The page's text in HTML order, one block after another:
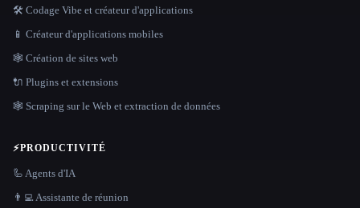
🛠️ Codage Vibe et créateur d'applications
📱 Créateur d'applications mobiles
🕸 Création de sites web
🔌 Plugins et extensions
🕸️ Scraping sur le Web et extraction de données
⚡PRODUCTIVITÉ
🦾 Agents d'IA
👨‍💻 Assistante de réunion